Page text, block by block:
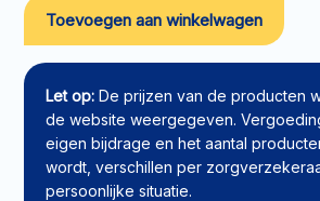
klemring
5mx1,25cm
aantal
Toevoegen aan winkelwagen
Let op: De prijzen van de producten
de website weergegeven.
eigen bijdrage en het aantal
wordt, verschillen per
persoonlijke situatie.